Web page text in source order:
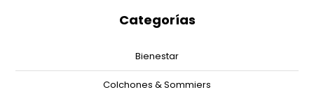
Categorías
Bienestar
Colchones & Sommiers